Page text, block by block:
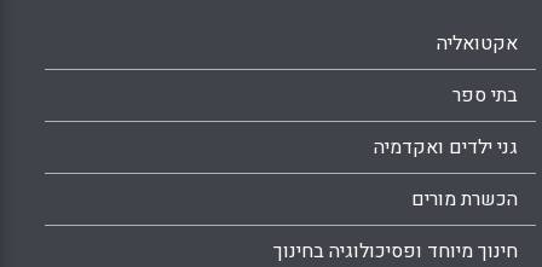
אקטואליה
בתי ספר
גני ילדים ואקדמיה
הכשרת מורים
חינוך מיוחד ופסיכולוגיה בחינוך